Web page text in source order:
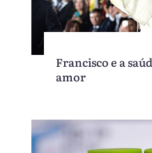
Francisco e a
amor